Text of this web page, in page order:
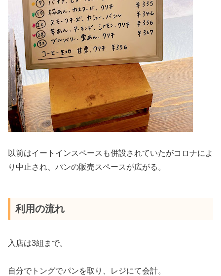
以前はイートインスペースも併設されていたがコロナによ
り中止され、パンの販売スペースが広がる。
利用の流れ
入店は3組まで。
自分でトングでパンを取り、レジにて会計。